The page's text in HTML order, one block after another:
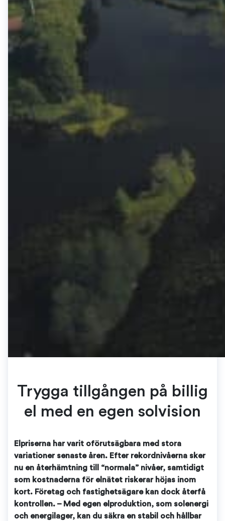
Trygga tillgången på billig
el med en egen solvision
Elpriserna har varit oförutsägbara med stora
variationer senaste åren. Efter rekordnivåerna sker
nu en återhämtning till “normala” nivåer, samtidigt
som kostnaderna för elnätet riskerar höjas inom
kort. Företag och fastighetsägare kan dock återfå
kontrollen. – Med egen elproduktion, som solenergi
och energilager, kan du säkra en stabil och hållbar